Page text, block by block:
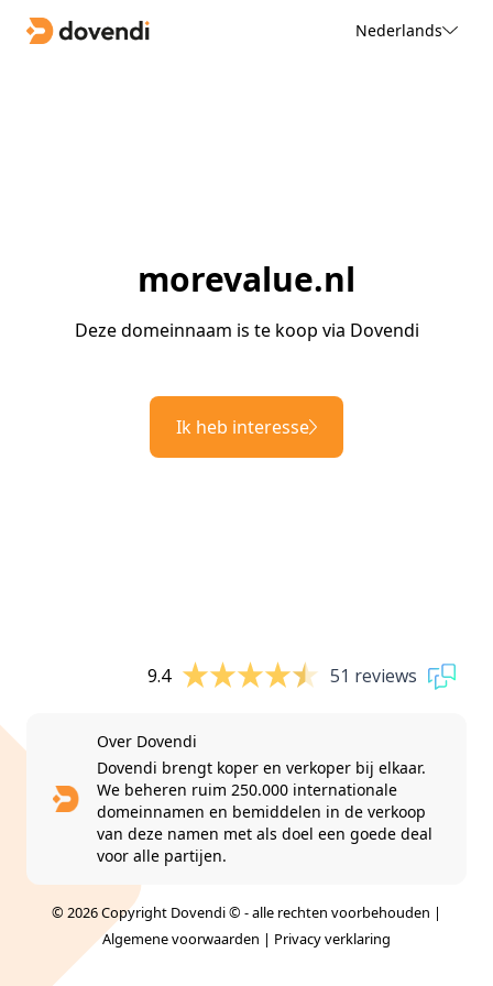
Nederlands
morevalue.nl
Deze domeinnaam is te koop via Dovendi
Ik heb interesse
9.4 51 reviews
Over Dovendi
Dovendi brengt koper en verkoper bij elkaar.
We beheren ruim 250.000 internationale
domeinnamen en bemiddelen in de verkoop
van deze namen met als doel een goede deal
voor alle partijen.
© 2026 Copyright Dovendi © - alle rechten voorbehouden |
Algemene voorwaarden | Privacy verklaring